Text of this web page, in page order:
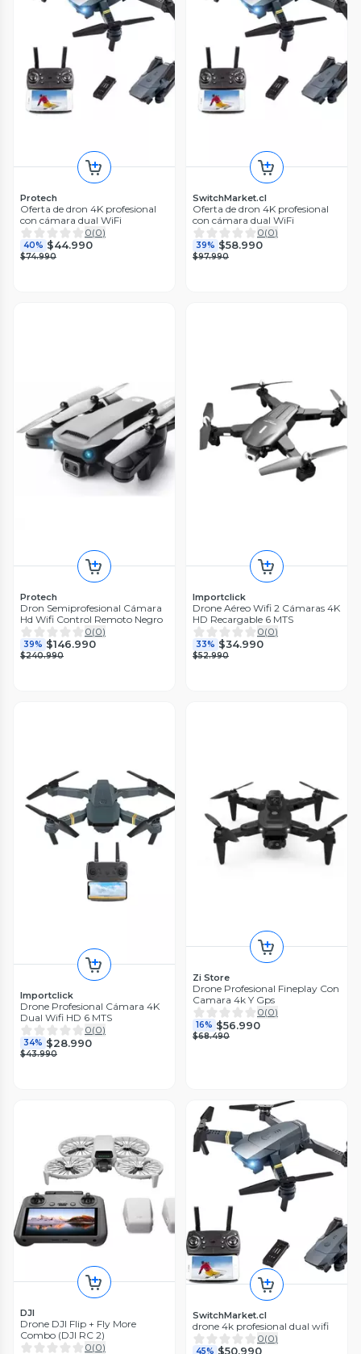
Protech
Oferta de dron 4K profesional
con cámara dual WiFi
0(0)
40% $44.990
$74.990
SwitchMarket.cl
Oferta de dron 4K profesional
con cámara dual WiFi
0(0)
39% $58.990
$97.990
Protech
Dron Semiprofesional Cámara
Hd Wifi Control Remoto Negro
0(0)
39% $146.990
$240.990
Importclick
Drone Aéreo Wifi 2 Cámaras 4K
HD Recargable 6 MTS
0(0)
33% $34.990
$52.990
Importclick
Drone Profesional Cámara 4K
Dual Wifi HD 6 MTS
0(0)
34% $28.990
$43.990
Zi Store
Drone Profesional Fineplay Con
Camara 4k Y Gps
0(0)
16% $56.990
$68.490
DJI
Drone DJI Flip + Fly More
Combo (DJI RC 2)
0(0)
SwitchMarket.cl
drone 4k profesional dual wifi
0(0)
45% $50.990